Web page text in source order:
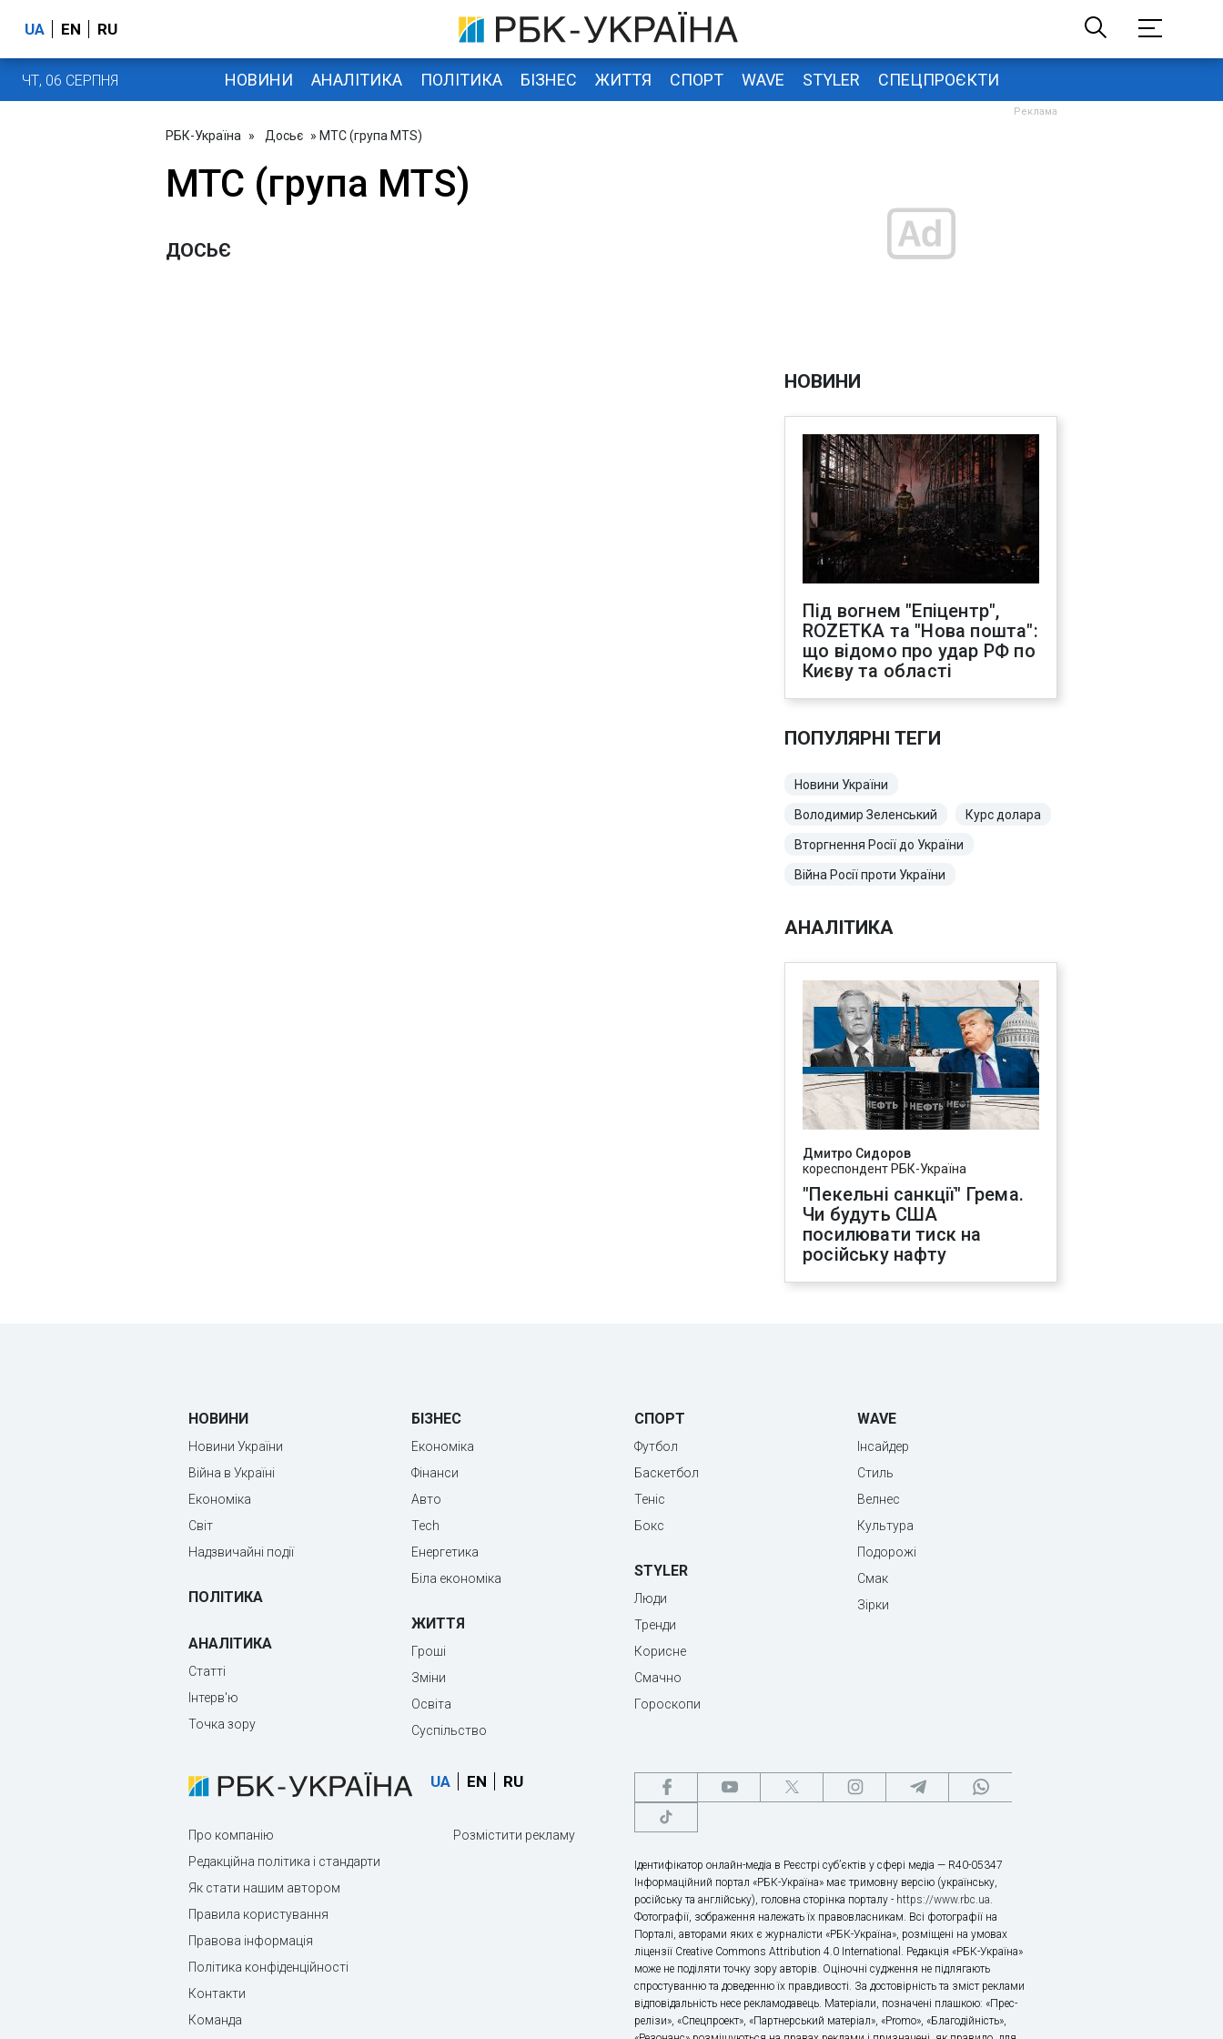
UA EN RU
ЧТ, 06 СЕРПНЯ НОВИНИ АНАЛІТИКА ПОЛІТИКА БІЗНЕС ЖИТТЯ СПОРТ WAVE STYLER СПЕЦПРОЄКТИ
РБК-Україна » Досьє » МТС (група MTS)
МТС (група MTS)
ДОСЬЄ
НОВИНИ
Під вогнем "Епіцентр",
ROZETKA та "Нова пошта":
що відомо про удар РФ по
Києву та області
ПОПУЛЯРНІ ТЕГИ
Новини України
Володимир Зеленський Курс долара
Вторгнення Росії до України
Війна Росії проти України
АНАЛІТИКА
Дмитро Сидоров
кореспондент РБК-Україна
"Пекельні санкції" Грема.
Чи будуть США
посилювати тиск на
російську нафту
НОВИНИ
Новини України
Війна в Україні
Економіка
Світ
Надзвичайні події
ПОЛІТИКА
АНАЛІТИКА
Статті
Інтерв'ю
Точка зору
БІЗНЕС
Економіка
Фінанси
Авто
Tech
Енергетика
Біла економіка
ЖИТТЯ
Гроші
Зміни
Освіта
Суспільство
СПОРТ
Футбол
Баскетбол
Теніс
Бокс
STYLER
Люди
Тренди
Корисне
Смачно
Гороскопи
WAVE
Інсайдер
Стиль
Велнес
Культура
Подорожі
Смак
Зірки
UA EN RU
Про компанію
Редакційна політика і стандарти
Як стати нашим автором
Правила користування
Правова інформація
Політика конфіденційності
Контакти
Команда
Розмістити рекламу
Ідентифікатор онлайн-медіа в Реєстрі суб’єктів у сфері медіа — R40-05347
Інформаційний портал «РБК-Україна» має тримовну версію (українську,
російську та англійську), головна сторінка порталу - https://www.rbc.ua.
Фотографії, зображення належать їх правовласникам. Всі фотографії на
Порталі, авторами яких є журналісти «РБК-Україна», розміщені на умовах
ліцензії Creative Commons Attribution 4.0 International. Редакція «РБК-Україна»
може не поділяти точку зору авторів. Оціночні судження не підлягають
спростуванню та доведенню їх правдивості. За достовірність та зміст реклами
відповідальність несе рекламодавець. Матеріали, позначені плашкою: «Прес-
релізи», «Спецпроект», «Партнерський матеріал», «Promo», «Благодійність»,